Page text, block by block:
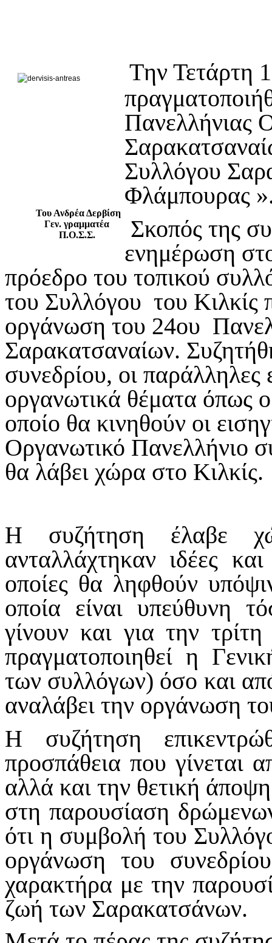
Του Ανδρέα Δερβίση
Γεν. γραμματέα
Π.Ο.Σ.Σ.
Tην Τετάρτη
Πανελλήνιας
Συλλόγου
Φλάμπουρας
Σκοπός της
ενημέρωση
πρόεδρο του τοπικού
του Συλλόγου του Κιλκίς
οργάνωση του 24ου
Σαρακατσαναίων.
συνεδρίου, οι
οργανωτικά θέματα όπως
οποίο θα κινηθούν οι
Οργανωτικό Πανελλήνιο
θα λάβει χώρα στο Κιλκίς.
Η συζήτηση έλαβε
ανταλλάχτηκαν ιδέες
οποίες θα ληφθούν
οποία είναι υπεύθυνη
γίνουν και για την
πραγματοποιηθεί η
των συλλόγων) όσο και
αναλάβει την οργάνωση
Η συζήτηση
προσπάθεια που γίνεται
αλλά και την θετική
στη παρουσίαση
ότι η συμβολή του
οργάνωση του
χαρακτήρα με την
ζωή των Σαρακατσάνων.